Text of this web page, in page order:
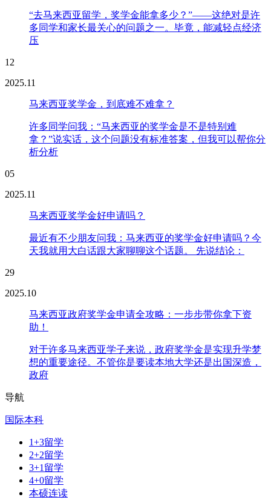
“去马来西亚留学，奖学金能拿多少？”——这绝对是许
多同学和家长最关心的问题之一。毕竟，能减轻点经济
压
12
2025.11
马来西亚奖学金，到底难不难拿？
许多同学问我：“马来西亚的奖学金是不是特别难
拿？”说实话，这个问题没有标准答案，但我可以帮你分
析分析
05
2025.11
马来西亚奖学金好申请吗？
最近有不少朋友问我：马来西亚的奖学金好申请吗？今
天我就用大白话跟大家聊聊这个话题。 先说结论：
29
2025.10
马来西亚政府奖学金申请全攻略：一步步带你拿下资
助！
对于许多马来西亚学子来说，政府奖学金是实现升学梦
想的重要途径。不管你是要读本地大学还是出国深造，
政府
导航
国际本科
1+3留学
2+2留学
3+1留学
4+0留学
本硕连读